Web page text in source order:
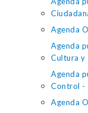
Agenda
Agenda
Cultura y
Agenda
Control -
Agenda